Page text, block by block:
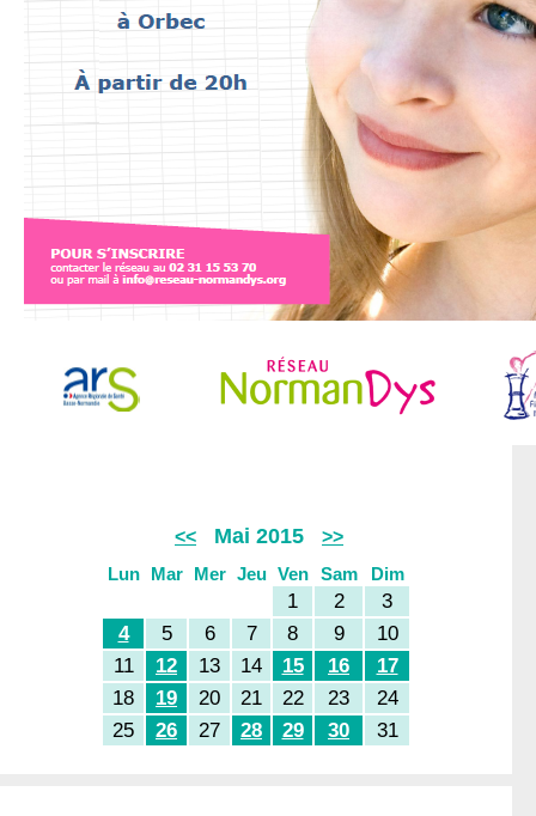
<< Mai 2015
>>
Lun
Mar Mer Jeu Ven Sam Dim
1 2
3
4
5 6 7 8 9
10
11
12 13 14 15 16
17
18
19 20 21 22 23
24
25
26 27 28 29 30 31